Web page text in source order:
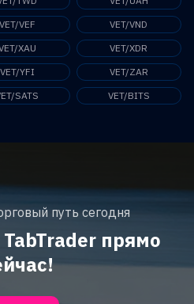
VET/VEF
VET/VND
XAU
VET/XDR
VET/YFI
VET/ZAR
SATS VET/BITS
путь сегодня
прямо